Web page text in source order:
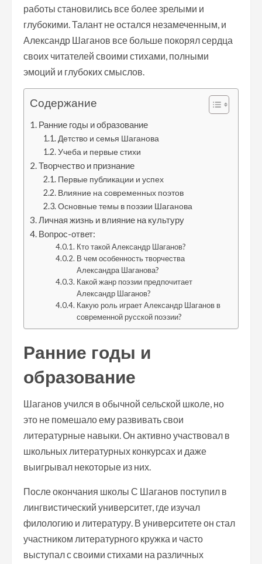
работы становились все более зрелыми и
глубокими. Талант не остался незамеченным, и
Александр Шаганов все больше покорял сердца
своих читателей своими стихами, полными
эмоций и глубоких смыслов.
Содержание
Ранние годы и образование
Детство и семья Шаганова
Учеба и первые стихи
Творчество и признание
Первые публикации и успех
Влияние на современных поэтов
Основные темы в поэзии Шаганова
Личная жизнь и влияние на культуру
Вопрос-ответ:
Кто такой Александр Шаганов?
В чем особенность творчества
Александра Шаганова?
Какой жанр поэзии предпочитает
Александр Шаганов?
Какую роль играет Александр Шаганов в
современной русской поэзии?
Ранние годы и
образование
Шаганов учился в обычной сельской школе, но
это не помешало ему развивать свои
литературные навыки. Он активно участвовал в
школьных литературных конкурсах и даже
выигрывал некоторые из них.
После окончания школы С Шаганов поступил в
лингвистический университет, где изучал
филологию и литературу. В университете он стал
участником литературного кружка и часто
выступал с своими стихами на различных